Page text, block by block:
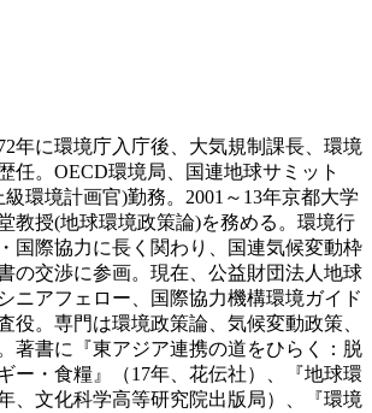
年に環境庁入庁後、大気規制課長、環境
任。OECD環境局、国連地球サミット
環境計画官)勤務。2001～13年京都大学
教授(地球環境政策論)を務める。環境行
国際協力に長く関わり、国連気候変動枠
の交渉に参画。現在、公益財団法人地球
ニアフェロー、国際協力機構環境ガイド
役。専門は環境政策論、気候変動政策、
著書に『東アジア連携の道をひらく：脱
ー・食糧』（17年、花伝社）、『地球環
、文化科学高等研究院出版局）、『環境